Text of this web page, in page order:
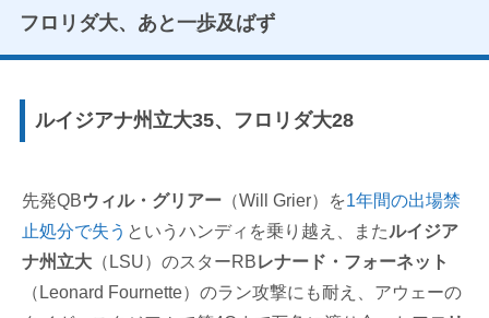
フロリダ大、あと一歩及ばず
ルイジアナ州立大35、フロリダ大28
先発QBウィル・グリアー （Will Grier）を1年間の出場禁
止処分で失う というハンディを乗り越え、またルイジア
ナ州立大 （LSU）のスターRBレナード・フォーネット
（Leonard Fournette）のラン攻撃にも耐え、アウェーの